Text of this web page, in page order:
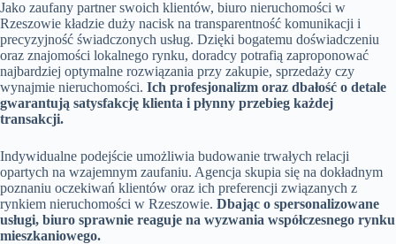
Jako zaufany partner swoich klientów, biuro nieruchomości w
Rzeszowie kładzie duży nacisk na transparentność komunikacji i
precyzyjność świadczonych usług. Dzięki bogatemu doświadczeniu
oraz znajomości lokalnego rynku, doradcy potrafią zaproponować
najbardziej optymalne rozwiązania przy zakupie, sprzedaży czy
wynajmie nieruchomości. Ich profesjonalizm oraz dbałość o detale
gwarantują satysfakcję klienta i płynny przebieg każdej
transakcji.
Indywidualne podejście umożliwia budowanie trwałych relacji
opartych na wzajemnym zaufaniu. Agencja skupia się na dokładnym
poznaniu oczekiwań klientów oraz ich preferencji związanych z
rynkiem nieruchomości w Rzeszowie. Dbając o spersonalizowane
usługi, biuro sprawnie reaguje na wyzwania współczesnego rynku
mieszkaniowego.